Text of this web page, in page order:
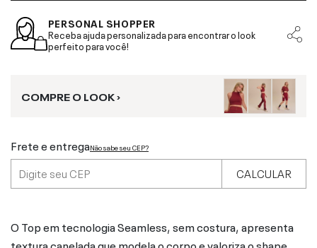
PERSONAL SHOPPER
Receba ajuda personalizada para encontrar o look
perfeito para você!
COMPRE O LOOK ›
Frete e entregaNão sabe seu CEP?
CALCULAR
O Top em tecnologia Seamless, sem costura, apresenta
textura canelada que modela o corpo e valoriza o shape